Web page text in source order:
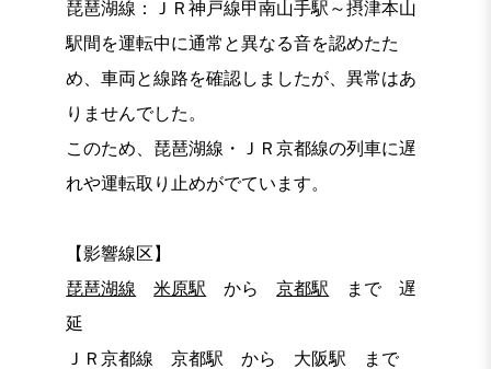
琵琶湖線：ＪＲ神戸線甲南山手駅～摂津本山
駅間を運転中に通常と異なる音を認めたた
め、車両と線路を確認しましたが、異常はあ
りませんでした。
このため、琵琶湖線・ＪＲ京都線の列車に遅
れや運転取り止めがでています。
【影響線区】
琵琶湖線
米原駅 から京都駅 まで 遅
延
ＪＲ京都線 京都駅 から 大阪駅 まで